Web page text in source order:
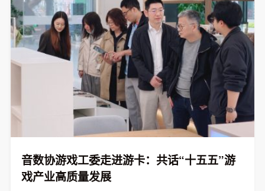
音数协游戏工委走进游卡：共话“十五五”游
戏产业高质量发展